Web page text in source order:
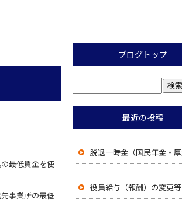
最低賃金を使
事業所の最低
ブログトップ
最近の投稿
役員給与（報酬）の変更等